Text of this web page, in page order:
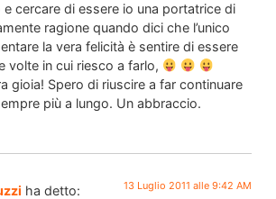
cercare di essere io una portatrice di
ragione quando dici che l’unico
la vera felicità è sentire di essere
volte in cui riesco a farlo,
gioia! Spero di riuscire a far continuare
più a lungo. Un abbraccio.
ha detto: 13 Luglio 2011 alle 9:42 AM